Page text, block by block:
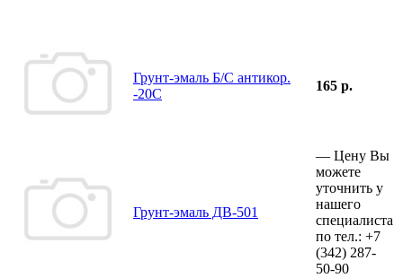
Грунт-эмаль Б/С антикор.
-20С
165 р.
Грунт-эмаль ДВ-501
— Цену Вы
можете
уточнить у
нашего
специалиста
по тел.: +7
(342) 287-
50-90